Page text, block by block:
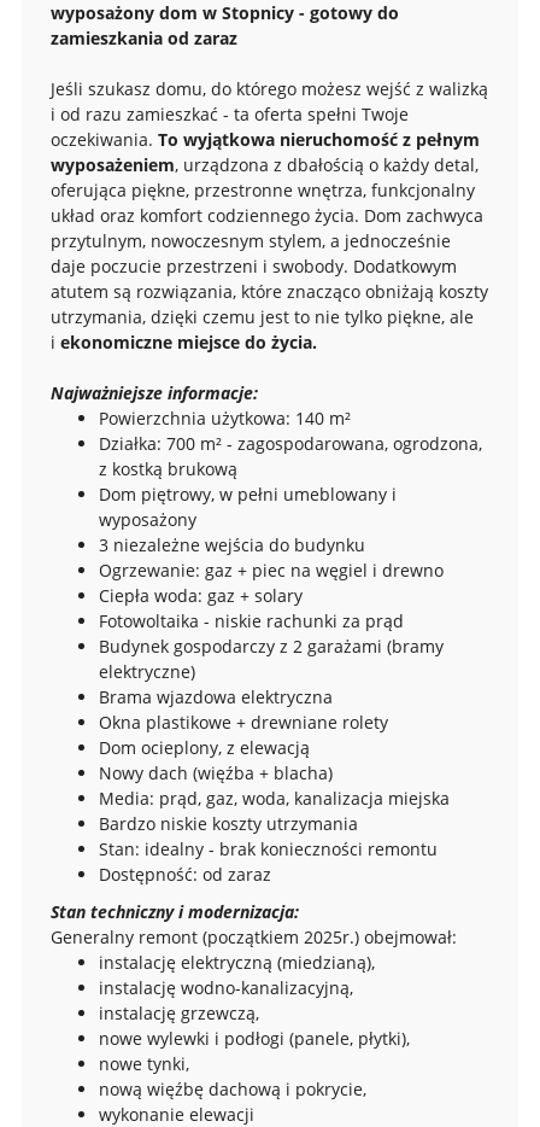
wyposażony dom w Stopnicy - gotowy do
zamieszkania od zaraz
Jeśli szukasz domu, do którego możesz wejść z walizką
i od razu zamieszkać - ta oferta spełni Twoje
oczekiwania. To wyjątkowa nieruchomość z pełnym
wyposażeniem, urządzona z dbałością o każdy detal,
oferująca piękne, przestronne wnętrza, funkcjonalny
układ oraz komfort codziennego życia. Dom zachwyca
przytulnym, nowoczesnym stylem, a jednocześnie
daje poczucie przestrzeni i swobody. Dodatkowym
atutem są rozwiązania, które znacząco obniżają koszty
utrzymania, dzięki czemu jest to nie tylko piękne, ale
i ekonomiczne miejsce do życia.
Najważniejsze informacje:
Powierzchnia użytkowa: 140 m²
Działka: 700 m² - zagospodarowana, ogrodzona,
z kostką brukową
Dom piętrowy, w pełni umeblowany i
wyposażony
3 niezależne wejścia do budynku
Ogrzewanie: gaz + piec na węgiel i drewno
Ciepła woda: gaz + solary
Fotowoltaika - niskie rachunki za prąd
Budynek gospodarczy z 2 garażami (bramy
elektryczne)
Brama wjazdowa elektryczna
Okna plastikowe + drewniane rolety
Dom ocieplony, z elewacją
Nowy dach (więźba + blacha)
Media: prąd, gaz, woda, kanalizacja miejska
Bardzo niskie koszty utrzymania
Stan: idealny - brak konieczności remontu
Dostępność: od zaraz
Stan techniczny i modernizacja:
Generalny remont (początkiem 2025r.) obejmował:
instalację elektryczną (miedzianą),
instalację wodno-kanalizacyjną,
instalację grzewczą,
nowe wylewki i podłogi (panele, płytki),
nowe tynki,
nową więźbę dachową i pokrycie,
wykonanie elewacji